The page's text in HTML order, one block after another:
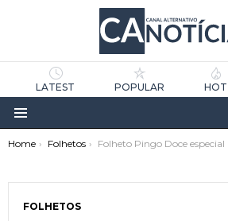
LATEST POPULAR HOT
Menu
You are here:
Home Folhetos Folheto Pingo Doce
FOLHETOS